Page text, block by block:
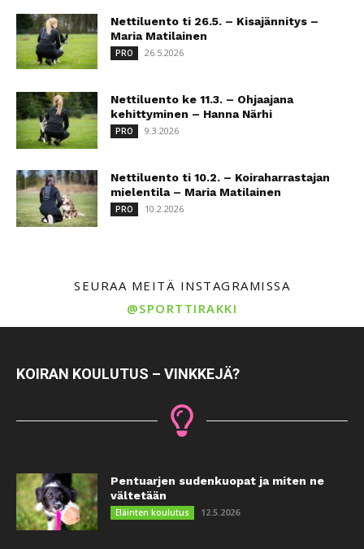
Nettiluento ti 26.5. – Kisajännitys –
Maria Matilainen
PRO 26.5.2026
Nettiluento ke 11.3. – Ohjaajana
kehittyminen – Hanna Närhi
PRO 9.3.2026
Nettiluento ti 10.2. – Koiraharrastajan
mielentila – Maria Matilainen
PRO 10.2.2026
SEURAA MEITÄ INSTAGRAMISSA
@SPORTTIRAKKI
KOIRAN KOULUTUS – VINKKEJÄ?
Pentuarjen sudenkuopat ja miten ne
vältetään
Eläinten koulutus 12.5.2026